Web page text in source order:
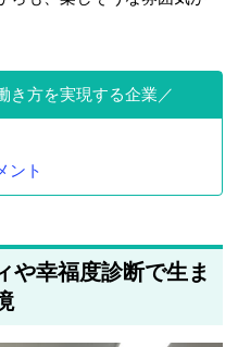
き方を実現する企業
ント
や幸福度診断で生ま